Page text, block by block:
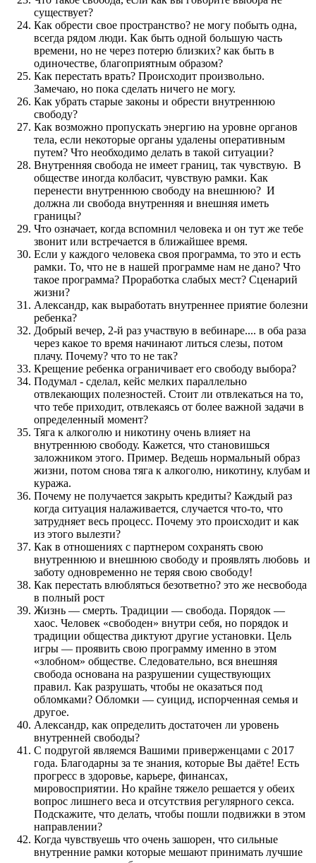
существует?
Как обрести свое пространство? не могу побыть одна,
всегда рядом люди. Как быть одной большую часть
времени, но не через потерю близких? как быть в
одиночестве, благоприятным образом?
Как перестать врать? Происходит произвольно.
Замечаю, но пока сделать ничего не могу.
Как убрать старые законы и обрести внутреннюю
свободу?
Как возможно пропускать энергию на уровне органов
тела, если некоторые органы удалены оперативным
путем? Что необходимо делать в такой ситуации?
Внутренняя свобода не имеет границ, так чувствую. В
обществе иногда колбасит, чувствую рамки. Как
перенести внутреннюю свободу на внешнюю? И
должна ли свобода внутренняя и внешняя иметь
границы?
Что означает, когда вспомнил человека и он тут же тебе
звонит или встречается в ближайшее время.
Если у каждого человека своя программа, то это и есть
рамки. То, что не в нашей программе нам не дано? Что
такое программа? Проработка слабых мест? Сценарий
жизни?
Александр, как выработать внутреннее приятие болезни
ребенка?
Добрый вечер, 2-й раз участвую в вебинаре.... в оба раза
через какое то время начинают литься слезы, потом
плачу. Почему? что то не так?
Крещение ребенка ограничивает его свободу выбора?
Подумал - сделал, кейс мелких параллельно
отвлекающих полезностей. Стоит ли отвлекаться на то,
что тебе приходит, отвлекаясь от более важной задачи в
определенный момент?
Тяга к алкоголю и никотину очень влияет на
внутреннюю свободу. Кажется, что становишься
заложником этого. Пример. Ведешь нормальный образ
жизни, потом снова тяга к алкоголю, никотину, клубам и
куража.
Почему не получается закрыть кредиты? Каждый раз
когда ситуация налаживается, случается что-то, что
затрудняет весь процесс. Почему это происходит и как
из этого вылезти?
Как в отношениях с партнером сохранять свою
внутреннюю и внешнюю свободу и проявлять любовь и
заботу одновременно не теряя свою свободу!
Как перестать влюбляться безответно? это же несвобода
в полный рост
Жизнь — смерть. Традиции — свобода. Порядок —
хаос. Человек «свободен» внутри себя, но порядок и
традиции общества диктуют другие установки. Цель
игры — проявить свою программу именно в этом
«злобном» обществе. Следовательно, вся внешняя
свобода основана на разрушении существующих
правил. Как разрушать, чтобы не оказаться под
обломками? Обломки — суицид, испорченная семья и
другое.
Александр, как определить достаточен ли уровень
внутренней свободы?
С подругой являемся Вашими приверженцами с 2017
года. Благодарны за те знания, которые Вы даёте! Есть
прогресс в здоровье, карьере, финансах,
мировосприятии. Но крайне тяжело решается у обеих
вопрос лишнего веса и отсутствия регулярного секса.
Подскажите, что делать, чтобы пошли подвижки в этом
направлении?
Когда чувствуешь что очень зашорен, что сильные
внутренние рамки которые мешают принимать лучшие